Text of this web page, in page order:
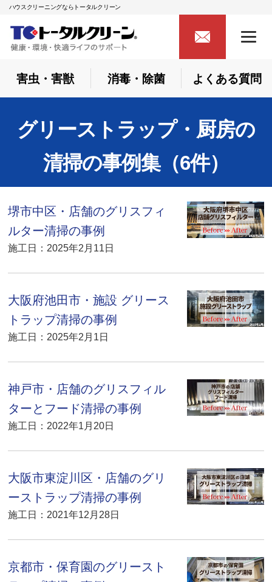
ハウスクリーニングならトータルクリーン
害虫・害獣 消毒・除菌 よくある質問
グリーストラップ・厨房の
清掃の事例集（6件）
堺市中区・店舗のグリスフィ
ルター清掃の事例
施工日：2025年2月11日
大阪府池田市・施設 グリース
トラップ清掃の事例
施工日：2025年2月1日
神戸市・店舗のグリスフィル
ターとフード清掃の事例
施工日：2022年1月20日
大阪市東淀川区・店舗のグリ
ーストラップ清掃の事例
施工日：2021年12月28日
京都市・保育園のグリースト